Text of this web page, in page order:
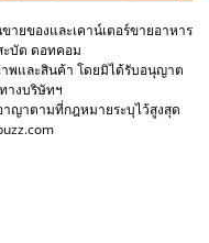
ายของและเคาน์เตอร์ขายอาหาร
บัด ดอทคอม
พและสินค้า โดยมิได้รับอนุญาต
างบริษัทฯ
ญาตามที่กฎหมายระบุไว้สูงสุด